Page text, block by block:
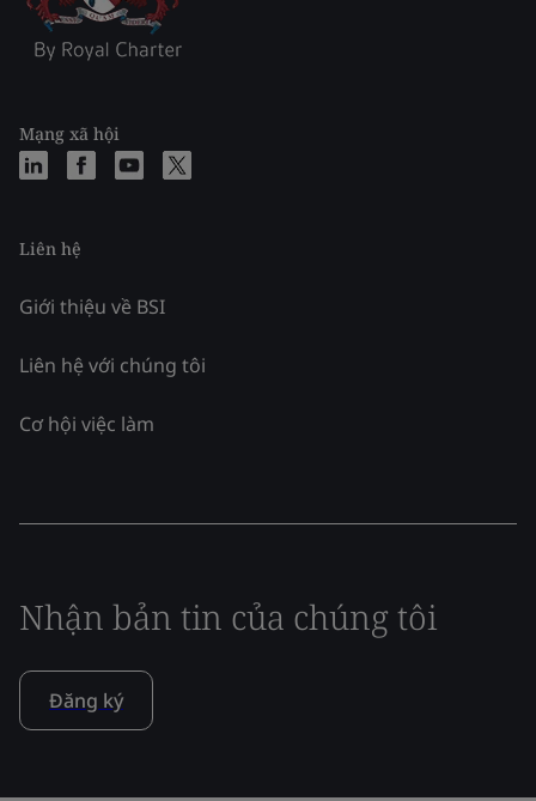
Mạng xã hội
Liên hệ
Giới thiệu về BSI
Liên hệ với chúng tôi
Cơ hội việc làm
Nhận bản tin của chúng tôi
Đăng ký